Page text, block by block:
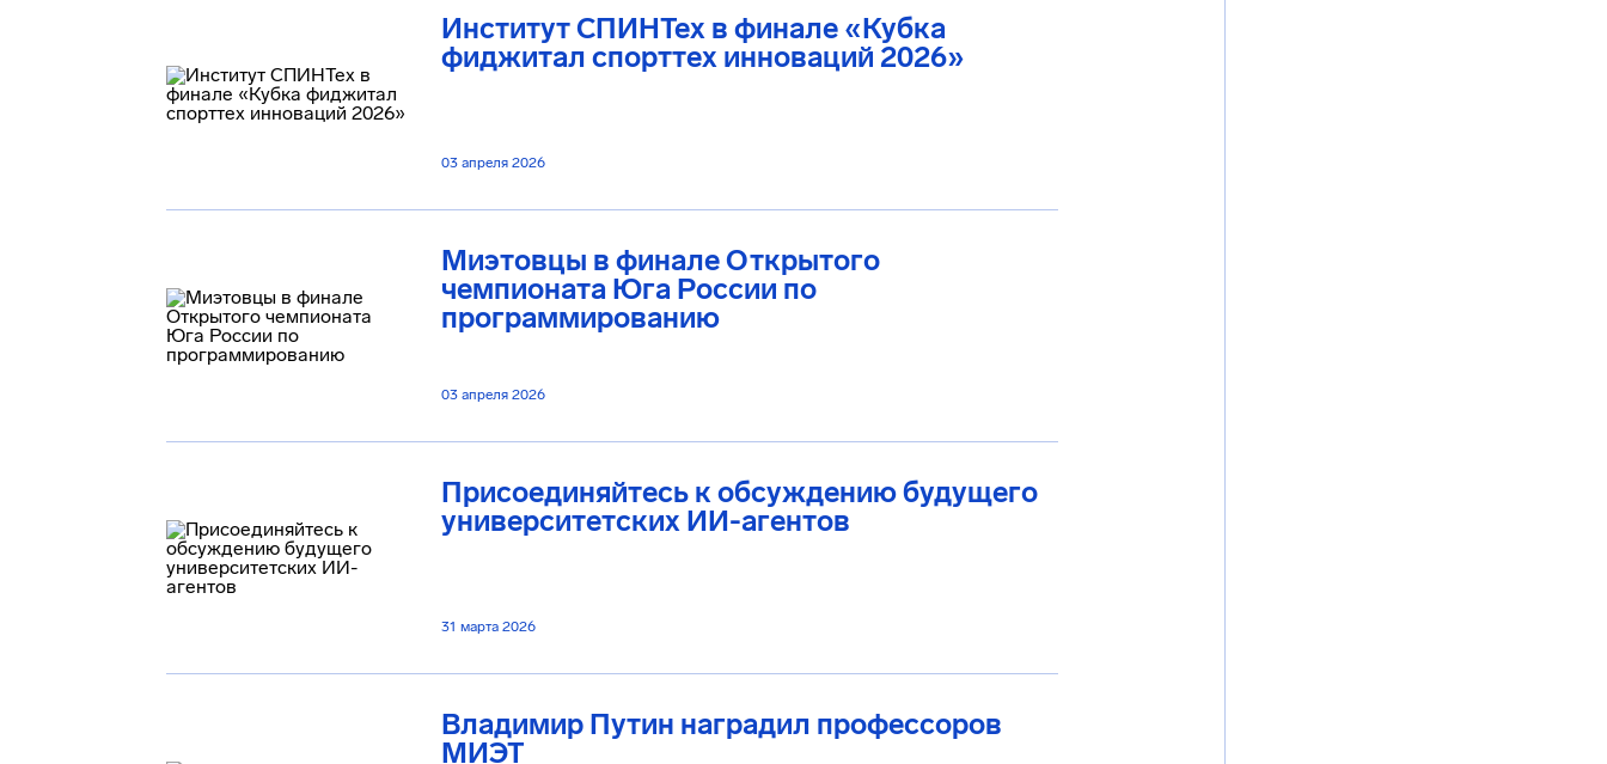
Институт СПИНТех в финале «Кубка
фиджитал спорттех инноваций 2026»
03 апреля 2026
Миэтовцы в финале Открытого
чемпионата Юга России по
программированию
03 апреля 2026
Присоединяйтесь к обсуждению будущего
университетских ИИ-агентов
31 марта 2026
Владимир Путин наградил профессоров
МИЭТ